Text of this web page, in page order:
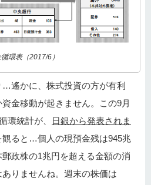
循環表（2017/6）
遙かに、株式投資の方が有利
金移動が起きません。この9月
環統計が、
日銀から発表されま
観ると…個人の現預金残は945兆
政株の1兆円を超える金額の消
りませんね。週末の株価は